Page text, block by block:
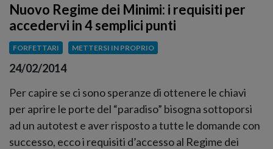
Nuovo Regime dei Minimi: i requisiti per
accedervi in 4 semplici punti
FORFETTARI METTERSI IN PROPRIO
24/02/2014
Per capire se ci sono speranze di ottenere le chiavi
per aprire le porte del “paradiso” bisogna sottoporsi
ad un autotest e aver risposto a tutte le domande con
successo, ecco i requisiti d’accesso al Regime dei